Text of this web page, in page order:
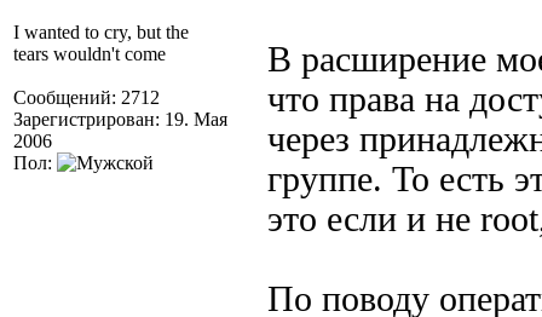
I wanted to cry, but the
tears wouldn't come
Сообщений: 2712
Зарегистрирован: 19. Мая
2006
Пол:
В расширение
что права на
через
группе. То есть
это если и не
По поводу